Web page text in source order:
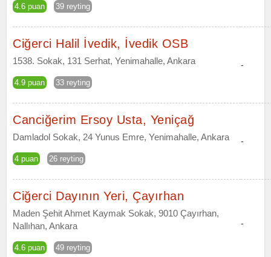
4.6 puan 39 reyting
Ciğerci Halil İvedik, İvedik OSB
1538. Sokak, 131 Serhat, Yenimahalle, Ankara
4.9 puan 33 reyting
-
Canciğerim Ersoy Usta, Yeniçağ
Damladol Sokak, 24 Yunus Emre, Yenimahalle, Ankara
4 puan 26 reyting
-
Ciğerci Dayının Yeri, Çayırhan
Maden Şehit Ahmet Kaymak Sokak, 9010 Çayırhan,
Nallıhan, Ankara
4.6 puan 49 reyting
-